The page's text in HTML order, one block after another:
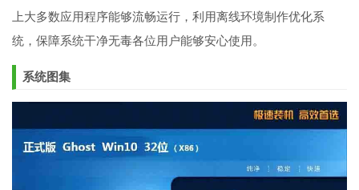
上大多数应用程序能够流畅运行，利用离线环境制作优化系
统，保障系统干净无毒各位用户能够安心使用。
系统图集